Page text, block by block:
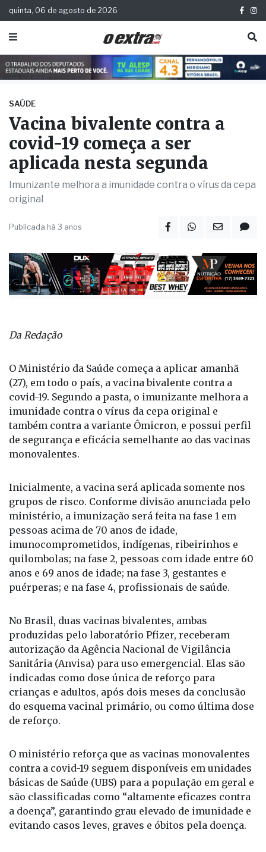
quinta, 06 de agosto de 2026
SAÚDE
Vacina bivalente contra a
covid-19 começa a ser
aplicada nesta segunda
Imunizante melhora a imunidade contra o vírus da cepa
original
Publicada há 3 anos
Da Redação
O Ministério da Saúde começa a aplicar amanhã
(27), em todo o país, a vacina bivalente contra a
covid-19. Segundo a pasta, o imunizante melhora a
imunidade contra o vírus da cepa original e
também contra a variante Ômicron, e possui perfil
de segurança e eficácia semelhante ao das vacinas
monovalentes.
Inicialmente, a vacina será aplicada somente nos
grupos de risco. Conforme divisão anunciada pelo
ministério, a imunização será feita na fase 1 em
pessoas acima de 70 anos de idade,
imunocomprometidos, indígenas, ribeirinhos e
quilombolas; na fase 2, pessoas com idade entre 60
anos e 69 anos de idade; na fase 3, gestantes e
puérperas; e na fase 4, profissionais de saúde.
No Brasil, duas vacinas bivalentes, ambas
produzidas pelo laboratório Pfizer, receberam
autorização da Agência Nacional de Vigilância
Sanitária (Anvisa) para uso emergencial. Elas são
indicadas como dose única de reforço para
crianças e adultos, após dois meses da conclusão
do esquema vacinal primário, ou como última dose
de reforço.
O ministério reforça que as vacinas monovalentes
contra a covid-19 seguem disponíveis em unidades
básicas de Saúde (UBS) para a população em geral e
são classificadas como “altamente eficazes contra
a doença”, garantindo grau elevado de imunidade e
evitando casos leves, graves e óbitos pela doença.